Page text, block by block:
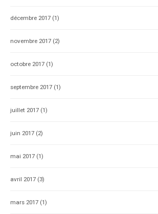
décembre 2017 (1)
novembre 2017 (2)
octobre 2017 (1)
septembre 2017 (1)
juillet 2017 (1)
juin 2017 (2)
mai 2017 (1)
avril 2017 (3)
mars 2017 (1)